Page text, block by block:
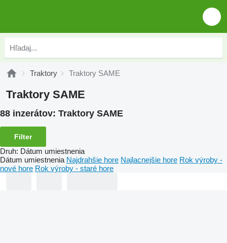
Traktory Traktory SAME
Traktory SAME
88 inzerátov: Traktory SAME
Filter
Druh: Dátum umiestnenia
Dátum umiestnenia Najdrahšie hore Najlacnejšie hore Rok výroby -
nové hore Rok výroby - staré hore